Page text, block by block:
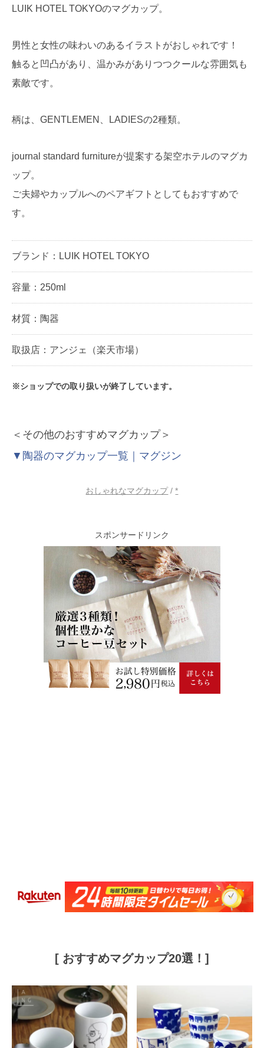
LUIK HOTEL TOKYOのマグカップ。
男性と女性の味わいのあるイラストがおしゃれです！
触ると凹凸があり、温かみがありつつクールな雰囲気も
素敵です。
柄は、GENTLEMEN、LADIESの2種類。
journal standard furnitureが提案する架空ホテルのマグカ
ップ。
ご夫婦やカップルへのペアギフトとしてもおすすめで
す。
ブランド：LUIK HOTEL TOKYO
容量：250ml
材質：陶器
取扱店：アンジェ（楽天市場）
※ショップでの取り扱いが終了しています。
＜その他のおすすめマグカップ＞
▼陶器のマグカップ一覧｜マグジン
おしゃれなマグカップ/*
スポンサードリンク
[ おすすめマグカップ20選！]